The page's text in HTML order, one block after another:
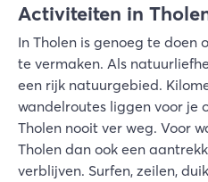
Activiteiten in
In Tholen is genoeg te doen
te vermaken. Als
een rijk natuurgebied.
wandelroutes liggen voor je
Tholen nooit ver weg. Voor
Tholen dan ook een
verblijven. Surfen, zeilen,